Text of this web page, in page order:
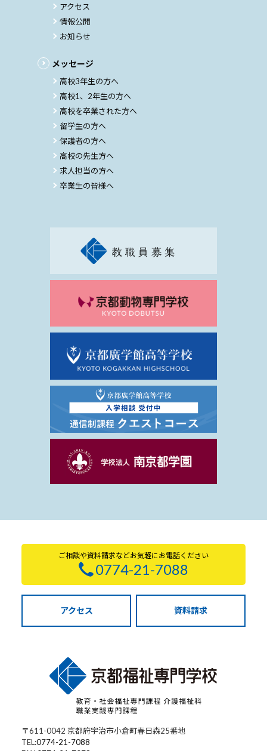
アクセス
情報公開
お知らせ
メッセージ
高校3年生の方へ
高校1、2年生の方へ
高校を卒業された方へ
留学生の方へ
保護者の方へ
高校の先生方へ
求人担当の方へ
卒業生の皆様へ
ご相談や資料請求などお気軽にお電話ください
0774-21-7088
アクセス 資料請求
〒611-0042 京都府宇治市小倉町春日森25番地
TEL:0774-21-7088